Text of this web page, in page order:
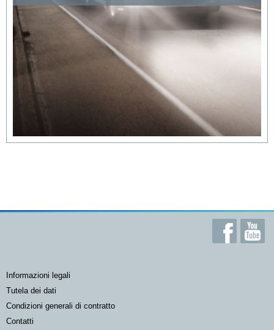
informazioni legali
tutela dei dati
condizioni generali di contratto
contatti